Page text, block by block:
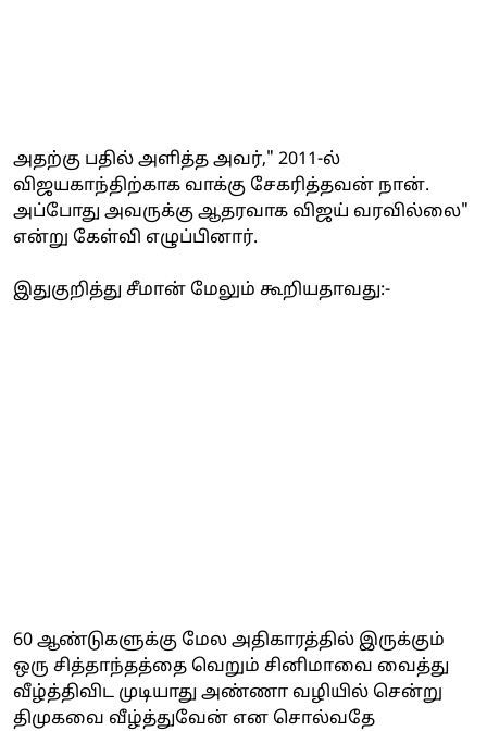
அதற்கு பதில் அளித்த அவர்," 2011-ல்
விஜயகாந்திற்காக வாக்கு சேகரித்தவன் நான்.
அப்போது அவருக்கு ஆதரவாக விஜய் வரவில்லை"
என்று கேள்வி எழுப்பினார்.
இதுகுறித்து சீமான் மேலும் கூறியதாவது:-
60 ஆண்டுகளுக்கு மேல அதிகாரத்தில் இருக்கும்
ஒரு சித்தாந்தத்தை வெறும் சினிமாவை வைத்து
வீழ்த்திவிட முடியாது அண்ணா வழியில் சென்று
திமுகவை வீழ்த்துவேன் என சொல்வதே